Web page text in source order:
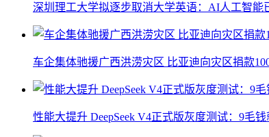
深圳理工大学拟逐步取消大学英语：AI人工智能
车企集体驰援广西洪涝灾区 比亚迪向灾区捐款
性能大提升 DeepSeek V4正式版灰度测试：9毛